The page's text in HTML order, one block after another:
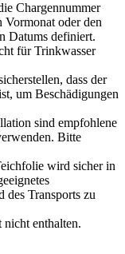
Chargennummer
oder den
Datums definiert.
für Trinkwasser
dass der
um Beschädigungen
sind empfohlene
Bitte
wird sicher in
des Transports zu
nicht enthalten.